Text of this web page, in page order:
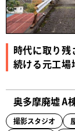
時代に取り残
続ける元工場
奥多摩廃墟 A
撮影スタジオ